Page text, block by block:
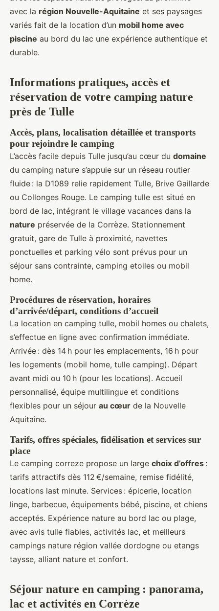
avec la région Nouvelle-Aquitaine et ses paysages
variés fait de la location d’un mobil home avec
piscine au bord du lac une expérience authentique et
durable.
Informations pratiques, accès et
réservation de votre camping nature
près de Tulle
Accès, plans, localisation détaillée et transports
pour rejoindre le camping
L’accès facile depuis Tulle jusqu’au cœur du domaine
du camping nature s’appuie sur un réseau routier
fluide : la D1089 relie rapidement Tulle, Brive Gaillarde
ou Collonges Rouge. Le camping tulle est situé en
bord de lac, intégrant le village vacances dans la
nature préservée de la Corrèze. Stationnement
gratuit, gare de Tulle à proximité, navettes
ponctuelles et parking vélo sont prévus pour un
séjour sans contrainte, camping etoiles ou mobil
home.
Procédures de réservation, horaires
d’arrivée/départ, conditions d’accueil
La location en camping tulle, mobil homes ou chalets,
s’effectue en ligne avec confirmation immédiate.
Arrivée : dès 14 h pour les emplacements, 16 h pour
les logements (mobil home, tulle camping). Départ
avant midi ou 10 h (pour les locations). Accueil
personnalisé, équipe multilingue et conditions
flexibles pour un séjour au cœur de la Nouvelle
Aquitaine.
Tarifs, offres spéciales, fidélisation et services sur
place
Le camping correze propose un large choix d’offres :
tarifs attractifs dès 112 €/semaine, remise fidélité,
locations last minute. Services : épicerie, location
linge, barbecue, équipements bébé, piscine, et chiens
acceptés. Expérience nature au bord lac ou plage,
avec avis tulle fiables, activités lac, et meilleurs
campings nature région vallée dordogne ou etangs
taysse, alliant nature et confort.
Séjour nature en camping : panorama,
lac et activités en Corrèze